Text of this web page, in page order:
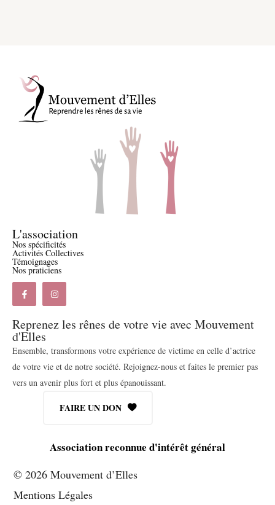
L'association
Nos spécificités
Activités Collectives
Témoignages
Nos praticiens
Reprenez les rênes de votre vie avec Mouvement
d'Elles
Ensemble, transformons votre expérience de victime en celle d’actrice
de votre vie et de notre société. Rejoignez-nous et faites le premier pas
vers un avenir plus fort et plus épanouissant.
FAIRE UN DON
Association reconnue d'intérêt général
© 2026 Mouvement d’Elles
Mentions Légales